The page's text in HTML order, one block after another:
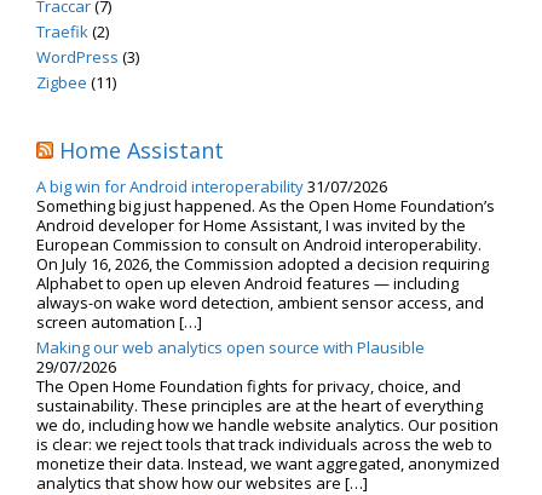
Traccar(7)
Traefik (2)
WordPress (3)
Zigbee (11)
Home Assistant
A big win for Android interoperability31/07/2026
Something big just happened. As the Open Home Foundation’s
Android developer for Home Assistant, I was invited by the
European Commission to consult on Android interoperability.
On July 16, 2026, the Commission adopted a decision requiring
Alphabet to open up eleven Android features — including
always-on wake word detection, ambient sensor access, and
screen automation […]
Making our web analytics open source with Plausible
29/07/2026
The Open Home Foundation fights for privacy, choice, and
sustainability. These principles are at the heart of everything
we do, including how we handle website analytics. Our position
is clear: we reject tools that track individuals across the web to
monetize their data. Instead, we want aggregated, anonymized
analytics that show how our websites are […]